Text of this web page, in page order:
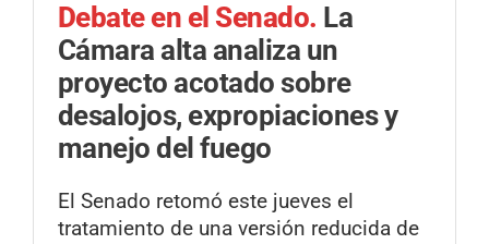
Debate en el Senado. La
Cámara alta analiza un
proyecto acotado sobre
desalojos, expropiaciones y
manejo del fuego
El Senado retomó este jueves el
tratamiento de una versión reducida de